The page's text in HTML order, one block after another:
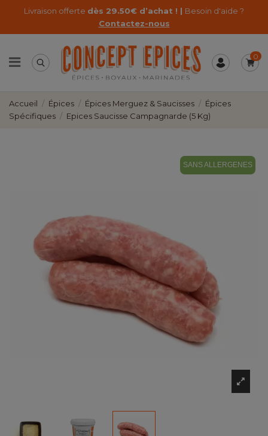
Livraison offerte dès 29.50€ d’achat ! | Besoin d'aide ?
Contactez-nous
0
Accueil Épices Épices Merguez & Saucisses
Épices
Spécifiques
Epices Saucisse Campagnarde (5 Kg)
SANS ALLERGENES